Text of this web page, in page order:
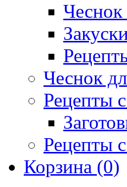
Чеснок
Рецепты
Рецепты
Корзина (0)